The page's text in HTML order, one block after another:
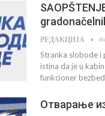
РЕДАКЦИЈА
Stranka slobode i
istina da je u
funkcioner
Отварање